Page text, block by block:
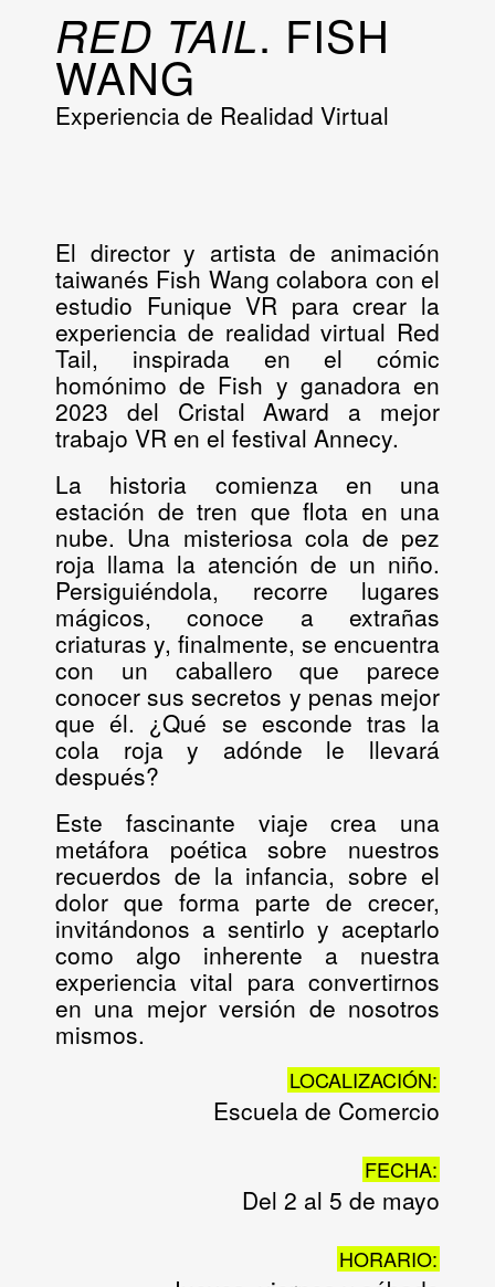
RED TAIL. FISH
WANG
Experiencia de Realidad Virtual
El director y artista de animación
taiwanés Fish Wang colabora con el
estudio Funique VR para crear la
experiencia de realidad virtual Red
Tail, inspirada en el cómic
homónimo de Fish y ganadora en
2023 del Cristal Award a mejor
trabajo VR en el festival Annecy.
La historia comienza en una
estación de tren que flota en una
nube. Una misteriosa cola de pez
roja llama la atención de un niño.
Persiguiéndola, recorre lugares
mágicos, conoce a extrañas
criaturas y, finalmente, se encuentra
con un caballero que parece
conocer sus secretos y penas mejor
que él. ¿Qué se esconde tras la
cola roja y adónde le llevará
después?
Este fascinante viaje crea una
metáfora poética sobre nuestros
recuerdos de la infancia, sobre el
dolor que forma parte de crecer,
invitándonos a sentirlo y aceptarlo
como algo inherente a nuestra
experiencia vital para convertirnos
en una mejor versión de nosotros
mismos.
LOCALIZACIÓN:
Escuela de Comercio
FECHA:
Del 2 al 5 de mayo
HORARIO: